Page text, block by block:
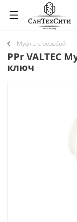
Муфты с резьбой
PPr VALTEC
ключ